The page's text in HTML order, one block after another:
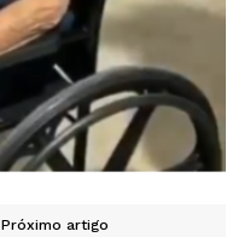
Próximo artigo